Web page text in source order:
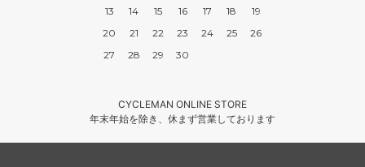
55,000円(税込)
8D
55,000円(税込)
8E
13
14 15 16 17 18
19
20
21 22 23 24 25
26
27
28 29 30
CYCLEMAN ONLINE STORE
年末年始を除き、休まず営業しております